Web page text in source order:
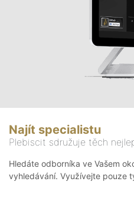
Najít specialistu
Plebiscit sdružuje těch
Hledáte odborníka ve Vašem
vyhledávání. Využívejte pouze